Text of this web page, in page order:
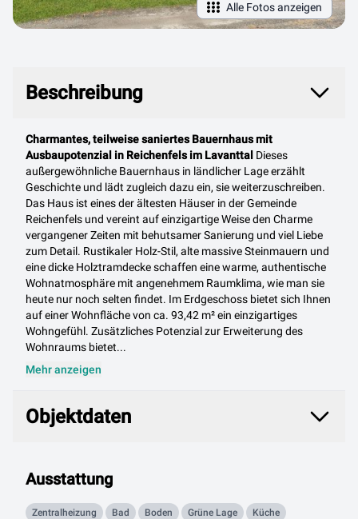
Alle Fotos anzeigen
Beschreibung
Charmantes, teilweise saniertes Bauernhaus mit
Ausbaupotenzial in Reichenfels im Lavanttal Dieses
außergewöhnliche Bauernhaus in ländlicher Lage erzählt
Geschichte und lädt zugleich dazu ein, sie weiterzuschreiben.
Das Haus ist eines der ältesten Häuser in der Gemeinde
Reichenfels und vereint auf einzigartige Weise den Charme
vergangener Zeiten mit behutsamer Sanierung und viel Liebe
zum Detail. Rustikaler Holz-Stil, alte massive Steinmauern und
eine dicke Holztramdecke schaffen eine warme, authentische
Wohnatmosphäre mit angenehmem Raumklima, wie man sie
heute nur noch selten findet. Im Erdgeschoss bietet sich Ihnen
auf einer Wohnfläche von ca. 93,42 m² ein einzigartiges
Wohngefühl. Zusätzliches Potenzial zur Erweiterung des
Wohnraums bietet...
Mehr anzeigen
Objektdaten
Ausstattung
Zentralheizung Bad Boden Grüne Lage Küche